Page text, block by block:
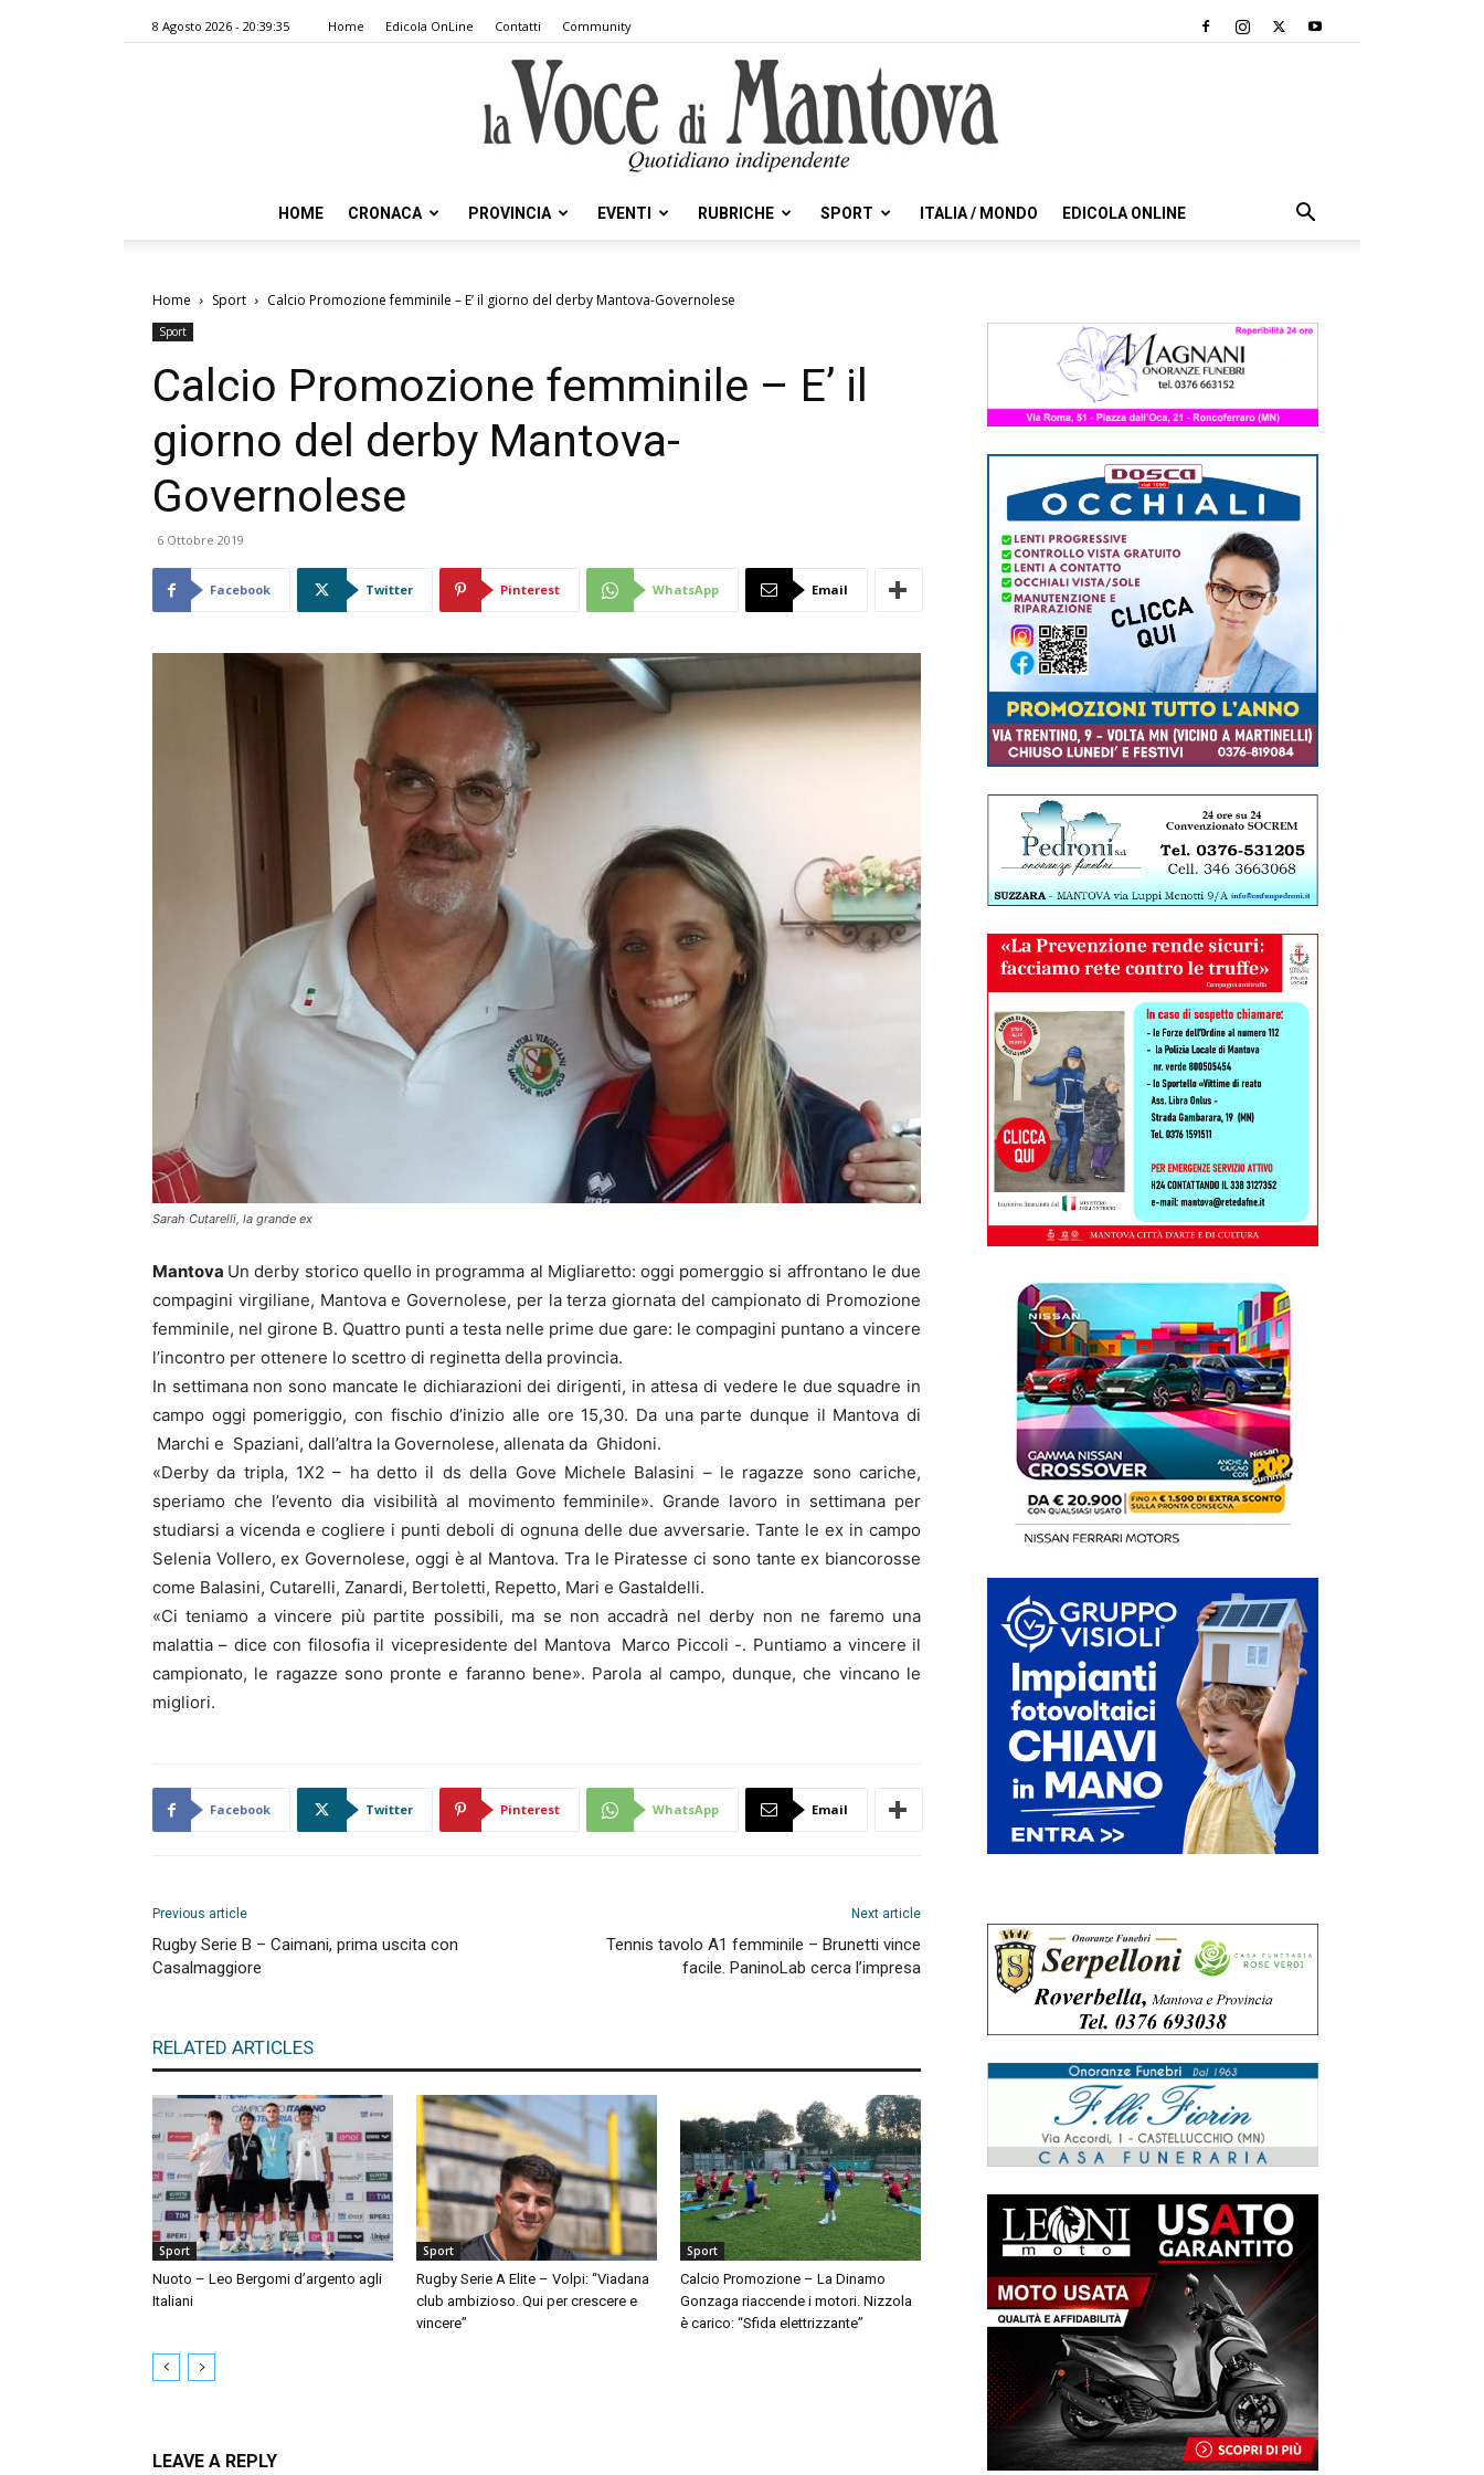
8 Agosto 2026 - 20:39:35 Home Edicola OnLine Contatti Community
Voce
Mantova
HOME CRONACA PROVINCIA EVENTI RUBRICHE SPORT ITALIA / MONDO EDICOLA ONLINE
Home Sport Calcio Promozione femminile – E’ il giorno del derby Mantova-Governolese
Sport
Calcio Promozione femminile – E’ il
giorno del derby Mantova-
Governolese
6 Ottobre 2019
Facebook Twitter Pinterest WhatsApp Email
Sarah Cutarelli, la grande ex
Mantova Un derby storico quello in programma al Migliaretto: oggi pomerggio si affrontano le due
compagini virgiliane, Mantova e Governolese, per la terza giornata del campionato di Promozione
femminile, nel girone B. Quattro punti a testa nelle prime due gare: le compagini puntano a vincere
l’incontro per ottenere lo scettro di reginetta della provincia.
In settimana non sono mancate le dichiarazioni dei dirigenti, in attesa di vedere le due squadre in
campo oggi pomeriggio, con fischio d’inizio alle ore 15,30. Da una parte dunque il Mantova di
Marchi e Spaziani, dall’altra la Governolese, allenata da Ghidoni.
«Derby da tripla, 1X2 – ha detto il ds della Gove Michele Balasini – le ragazze sono cariche,
speriamo che l’evento dia visibilità al movimento femminile». Grande lavoro in settimana per
studiarsi a vicenda e cogliere i punti deboli di ognuna delle due avversarie. Tante le ex in campo
Selenia Vollero, ex Governolese, oggi è al Mantova. Tra le Piratesse ci sono tante ex biancorosse
come Balasini, Cutarelli, Zanardi, Bertoletti, Repetto, Mari e Gastaldelli.
«Ci teniamo a vincere più partite possibili, ma se non accadrà nel derby non ne faremo una
malattia – dice con filosofia il vicepresidente del Mantova Marco Piccoli -. Puntiamo a vincere il
campionato, le ragazze sono pronte e faranno bene». Parola al campo, dunque, che vincano le
migliori.
Facebook Twitter Pinterest WhatsApp Email
Previous article
Rugby Serie B – Caimani, prima uscita con
Casalmaggiore
Next article
Tennis tavolo A1 femminile – Brunetti vince
facile. PaninoLab cerca l’impresa
RELATED ARTICLES
Sport
Nuoto – Leo Bergomi d’argento agli
Italiani
Sport
Rugby Serie A Elite – Volpi: “Viadana
club ambizioso. Qui per crescere e
vincere”
Sport
Calcio Promozione – La Dinamo
Gonzaga riaccende i motori. Nizzola
è carico: “Sfida elettrizzante”
LEAVE A REPLY